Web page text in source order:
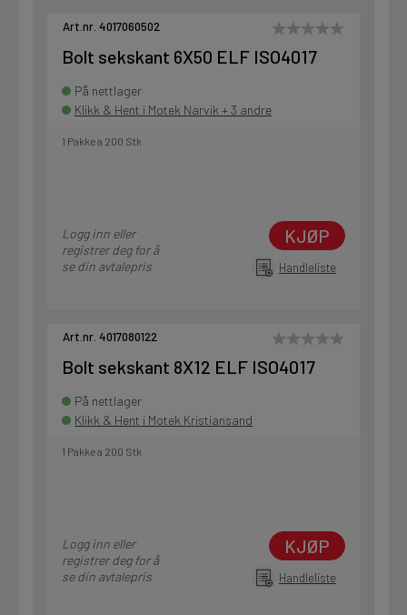
Art.nr. 4017060502
Bolt sekskant 6X50 ELF ISO4017
På nettlager
Klikk & Hent i Motek Narvik + 3 andre
1 Pakke a 200 Stk
Logg inn eller
registrer deg for å
se din avtalepris
KJØP
Handleliste
Art.nr. 4017080122
Bolt sekskant 8X12 ELF ISO4017
På nettlager
Klikk & Hent i Motek Kristiansand
1 Pakke a 200 Stk
Logg inn eller
registrer deg for å
se din avtalepris
KJØP
Handleliste